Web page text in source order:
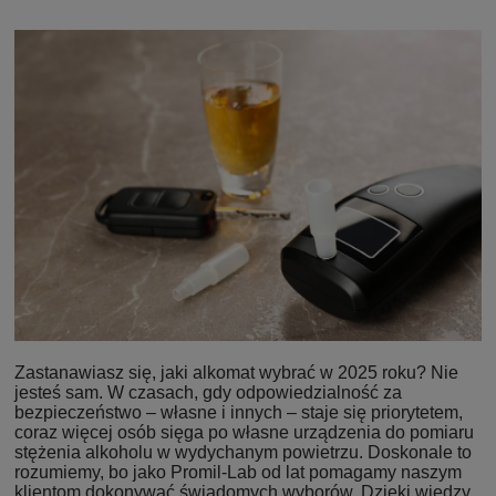
Zastanawiasz się, jaki alkomat wybrać w 2025 roku? Nie
jesteś sam. W czasach, gdy odpowiedzialność za
bezpieczeństwo – własne i innych – staje się priorytetem,
coraz więcej osób sięga po własne urządzenia do pomiaru
stężenia alkoholu w wydychanym powietrzu. Doskonale to
rozumiemy, bo jako Promil-Lab od lat pomagamy naszym
klientom dokonywać świadomych wyborów. Dzięki wiedzy,